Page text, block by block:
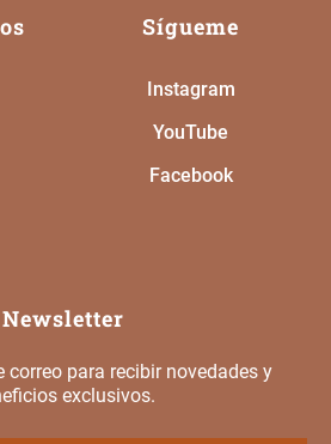
Sígueme
Instagram
YouTube
Facebook
Newsletter
correo para recibir novedades y
exclusivos.